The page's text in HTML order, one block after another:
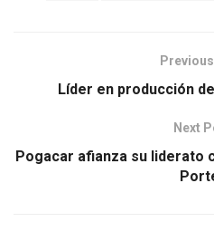
Líder en producción
Next
Pogacar afianza su liderato